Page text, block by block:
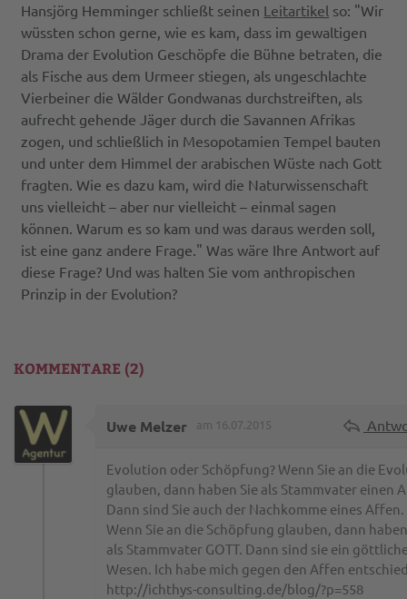
Hansjörg Hemminger schließt seinen Leitartikel so: "Wir
wüssten schon gerne, wie es kam, dass im gewaltigen
Drama der Evolution Geschöpfe die Bühne betraten, die
als Fische aus dem Urmeer stiegen, als ungeschlachte
Vierbeiner die Wälder Gondwanas durchstreiften, als
aufrecht gehende Jäger durch die Savannen Afrikas
zogen, und schließlich in Mesopotamien Tempel bauten
und unter dem Himmel der arabischen Wüste nach Gott
fragten. Wie es dazu kam, wird die Naturwissenschaft
uns vielleicht – aber nur vielleicht – einmal sagen
können. Warum es so kam und was daraus werden soll,
ist eine ganz andere Frage." Was wäre Ihre Antwort auf
diese Frage? Und was halten Sie vom anthropischen
Prinzip in der Evolution?
KOMMENTARE (2)
Uwe Melzer am 16.07.2015
Evolution oder Schöpfung? Wenn Sie an die
glauben, dann haben Sie als Stammvater einen
Dann sind Sie auch der Nachkomme eines Affen.
Wenn Sie an die Schöpfung glauben, dann
als Stammvater GOTT. Dann sind sie ein
Wesen. Ich habe mich gegen den Affen
http://ichthys-consulting.de/blog/?p=558